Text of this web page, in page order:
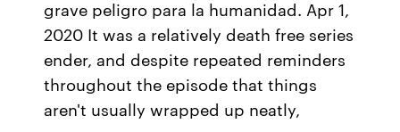
grave peligro para la humanidad. Apr 1,
2020 It was a relatively death free series
ender, and despite repeated reminders
throughout the episode that things
aren't usually wrapped up neatly,